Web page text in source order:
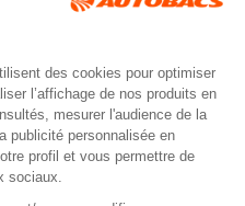
Autobacs
RGPD